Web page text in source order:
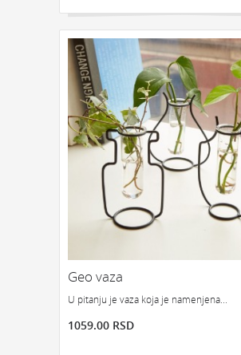
Geo vaza
U pitanju je vaza koja je namenjena...
1059.00 RSD